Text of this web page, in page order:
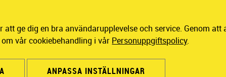
att ge dig en bra användarupplevelse och service. Genom
vår cookiebehandling i vår Personuppgiftspolicy.
ANPASSA INSTÄLLNINGAR